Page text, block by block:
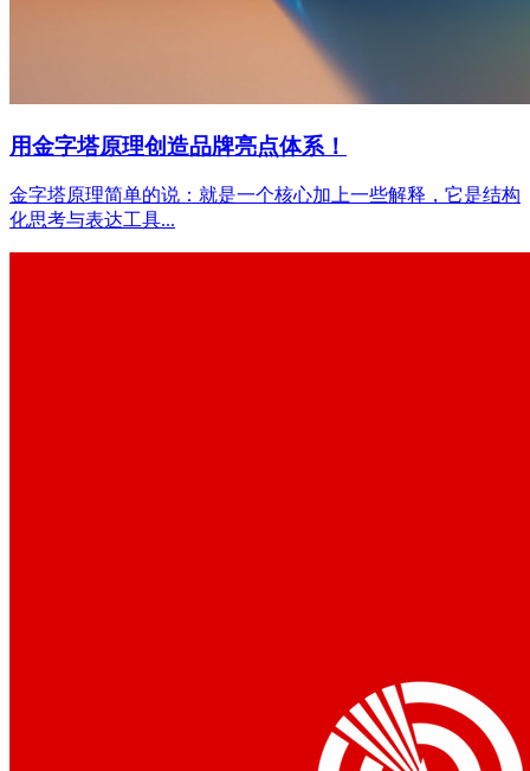
用金字塔原理创造品牌亮点体系！
金字塔原理简单的说：就是一个核心加上一些解释，它是结构
化思考与表达工具...